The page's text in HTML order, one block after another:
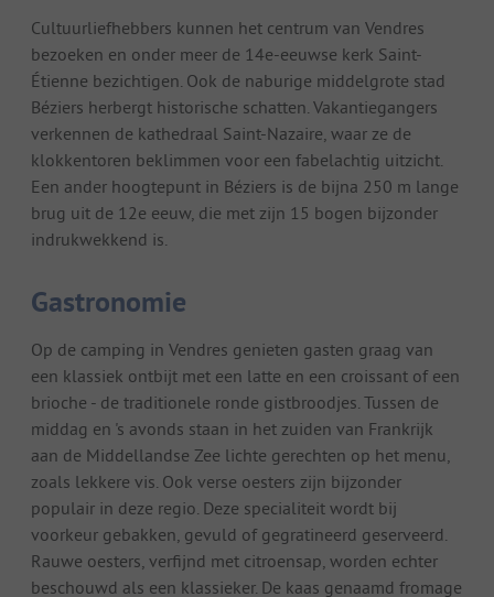
Cultuurliefhebbers kunnen het centrum van Vendres
bezoeken en onder meer de 14e-eeuwse kerk Saint-
Étienne bezichtigen. Ook de naburige middelgrote stad
Béziers herbergt historische schatten. Vakantiegangers
verkennen de kathedraal Saint-Nazaire, waar ze de
klokkentoren beklimmen voor een fabelachtig uitzicht.
Een ander hoogtepunt in Béziers is de bijna 250 m lange
brug uit de 12e eeuw, die met zijn 15 bogen bijzonder
indrukwekkend is.
Gastronomie
Op de camping in Vendres genieten gasten graag van
een klassiek ontbijt met een latte en een croissant of een
brioche - de traditionele ronde gistbroodjes. Tussen de
middag en 's avonds staan in het zuiden van Frankrijk
aan de Middellandse Zee lichte gerechten op het menu,
zoals lekkere vis. Ook verse oesters zijn bijzonder
populair in deze regio. Deze specialiteit wordt bij
voorkeur gebakken, gevuld of gegratineerd geserveerd.
Rauwe oesters, verfijnd met citroensap, worden echter
beschouwd als een klassieker. De kaas genaamd fromage